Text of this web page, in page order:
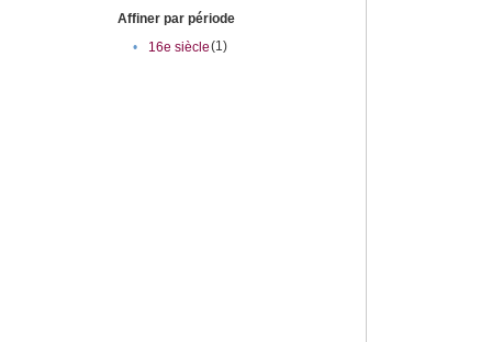
Affiner par période
•
16e siècle(1)